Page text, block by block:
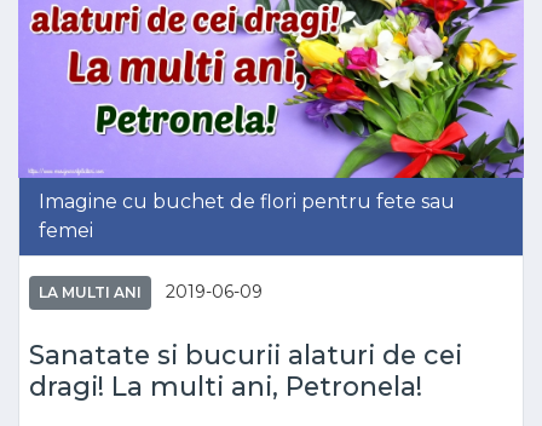
Imagine cu buchet de flori pentru fete sau
femei
LA MULTI ANI 2019-06-09
Sanatate si bucurii alaturi de cei
dragi! La multi ani, Petronela!